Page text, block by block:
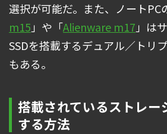
選択が可能だ。また、ノートPC
m15」や「Alienware m17」は
SSDを搭載するデュアル／トリ
もある。
搭載されているストレー
する方法